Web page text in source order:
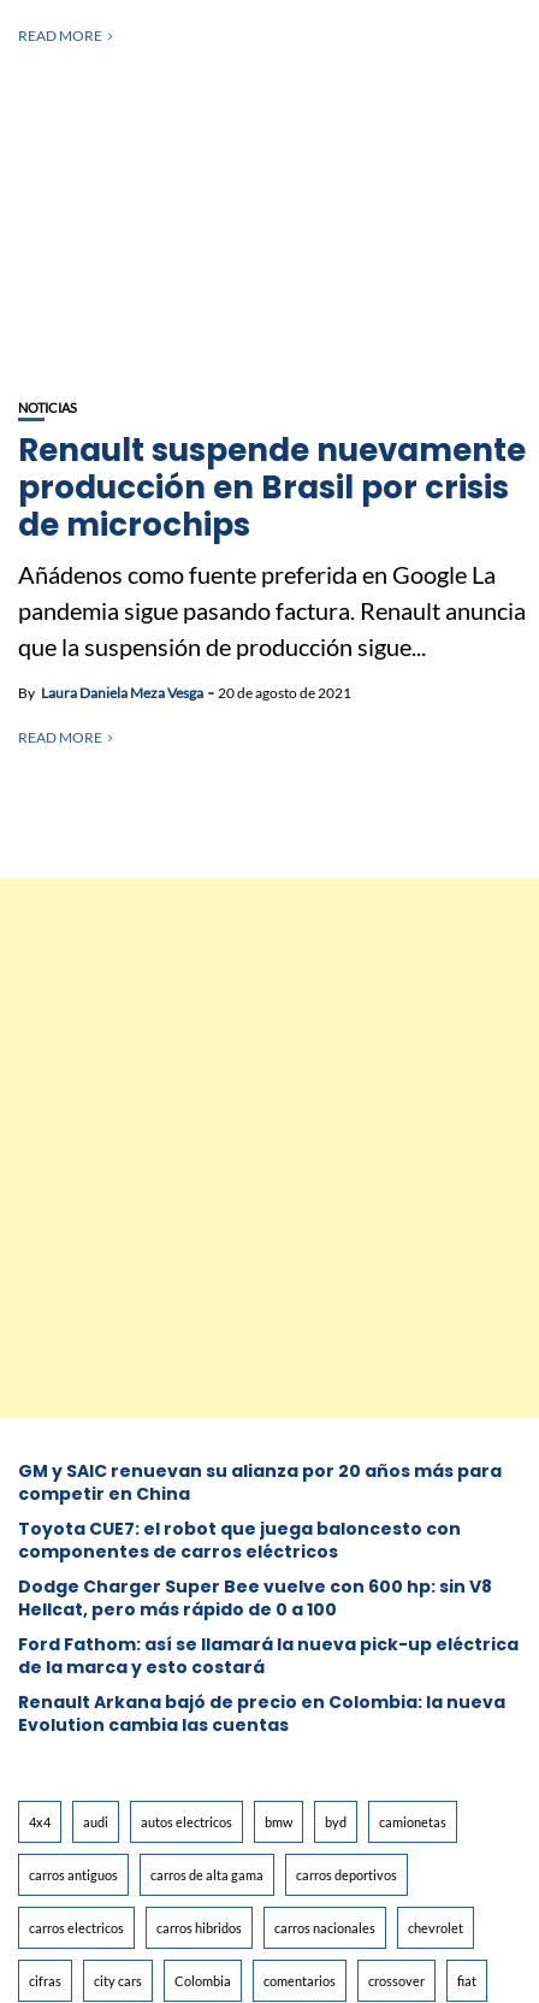
READ MORE
NOTICIAS
Renault suspende nuevamente
producción en Brasil por crisis
de microchips
Añádenos como fuente preferida en Google La
pandemia sigue pasando factura. Renault anuncia
que la suspensión de producción sigue...
By Laura Daniela Meza Vesga 20 de agosto de 2021
READ MORE
GM y SAIC renuevan su alianza por 20 años más para
competir en China
Toyota CUE7: el robot que juega baloncesto con
componentes de carros eléctricos
Dodge Charger Super Bee vuelve con 600 hp: sin V8
Hellcat, pero más rápido de 0 a 100
Ford Fathom: así se llamará la nueva pick-up eléctrica
de la marca y esto costará
Renault Arkana bajó de precio en Colombia: la nueva
Evolution cambia las cuentas
4x4 audi autos electricos bmw byd camionetas
carros antiguos carros de alta gama carros deportivos
carros electricos carros hibridos carros nacionales chevrolet
cifras city cars Colombia comentarios crossover fiat